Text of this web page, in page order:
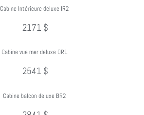
Cabine Intérieure deluxe IR2
2171 $
Cabine vue mer deluxe OR1
2541 $
Cabine balcon deluxe BR2